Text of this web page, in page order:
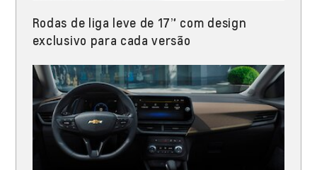
Rodas de liga leve de 17” com design
exclusivo para cada versão